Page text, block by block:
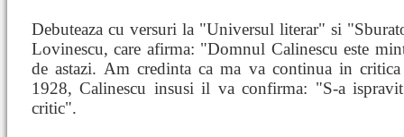
Debuteaza cu versuri la "Universul literar" si
Lovinescu, care afirma: "Domnul Calinescu este
de astazi. Am credinta ca ma va continua in
1928, Calinescu insusi il va confirma: "S-a
critic".